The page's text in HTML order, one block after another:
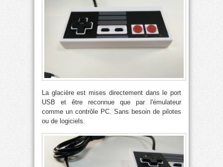
La glacière est mises directement dans le port
USB et être reconnue que par l'émulateur
comme un contrôle PC. Sans besoin de pilotes
ou de logiciels.